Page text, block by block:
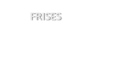
FRISES